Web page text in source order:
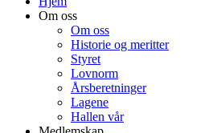
Om oss
Om oss
Historie og meritter
Styret
Lovnorm
Årsberetninger
Lagene
Hallen vår